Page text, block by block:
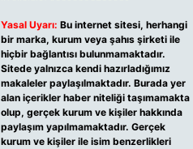
Yasal Uyarı: Bu internet sitesi, herhangi
bir marka, kurum veya şahıs şirketi ile
hiçbir bağlantısı bulunmamaktadır.
Sitede yalnızca kendi hazırladığımız
makaleler paylaşılmaktadır. Burada yer
alan içerikler haber niteliği taşımamakta
olup, gerçek kurum ve kişiler hakkında
paylaşım yapılmamaktadır. Gerçek
kurum ve kişiler ile isim benzerlikleri